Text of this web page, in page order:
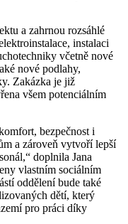
a zahrnou rozsáhlé
instalaci
včetně nové
nové podlahy,
Zakázka je již
všem potenciálním
bezpečnost i
a zároveň vytvoří lepší
doplnila Jana
vlastním sociálním
oddělení bude také
dětí, který
pro práci díky